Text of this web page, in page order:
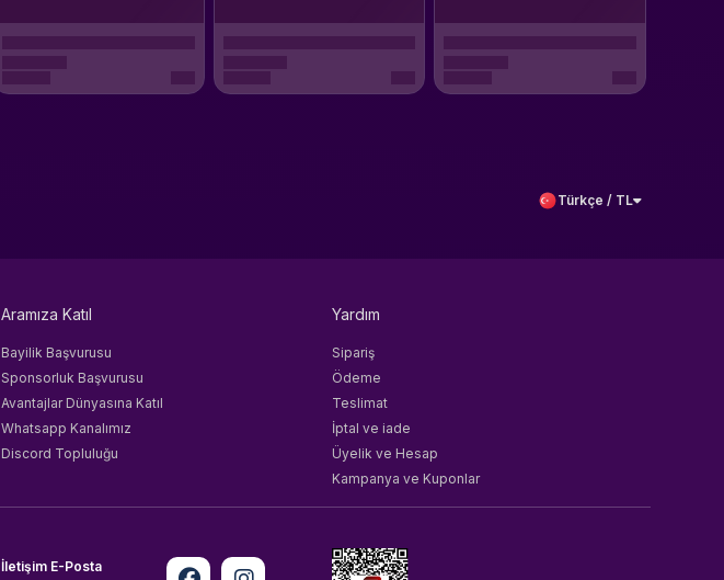
Türkçe / TL
Aramıza Katıl
Bayilik Başvurusu
Sponsorluk Başvurusu
Avantajlar Dünyasına Katıl
Whatsapp Kanalımız
Discord Topluluğu
Yardım
Sipariş
Ödeme
Teslimat
İptal ve iade
Üyelik ve Hesap
Kampanya ve Kuponlar
İletişim E-Posta